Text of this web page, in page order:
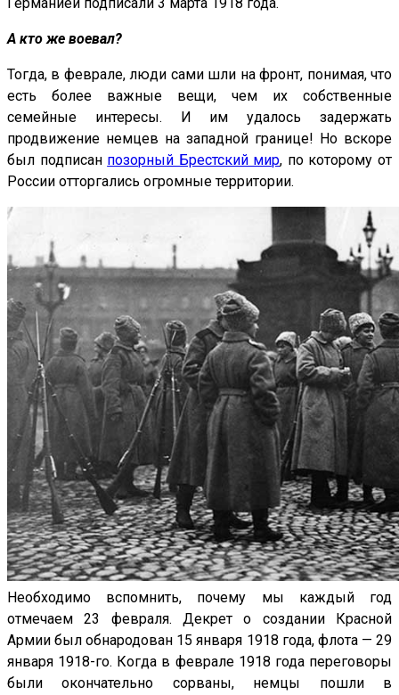
Германией подписали 3 марта 1918 года.
А кто же воевал?
Тогда, в феврале, люди сами шли на фронт, понимая, что
есть более важные вещи, чем их собственные
семейные интересы. И им удалось задержать
продвижение немцев на западной границе! Но вскоре
был подписан позорный Брестский мир, по которому от
России отторгались огромные территории.
Необходимо вспомнить, почему мы каждый год
отмечаем 23 февраля. Декрет о создании Красной
Армии был обнародован 15 января 1918 года, флота — 29
января 1918-го. Когда в феврале 1918 года переговоры
были окончательно сорваны, немцы пошли в